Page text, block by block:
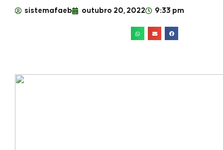
sistemafaeb outubro 20, 2022 9:33 pm